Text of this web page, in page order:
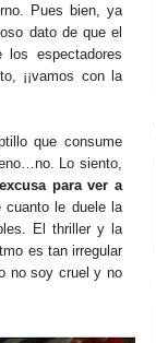
Pues bien, ya
dato de que el
espectadores
¡¡vamos con la
que consume
Lo siento,
para ver a
le duele la
El thriller y la
es tan irregular
no soy cruel y no